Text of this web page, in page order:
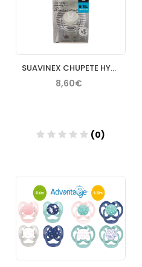
SUAVINEX CHUPETE HYGGE BABY 618M SILICONA FISIOLOGICA
8,60€
(0)